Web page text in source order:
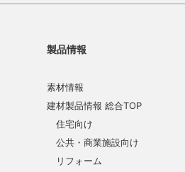
製品情報
素材情報
建材製品情報 総合TOP
住宅向け
公共・商業施設向け
リフォーム